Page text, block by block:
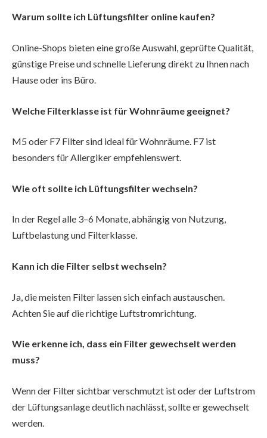
Warum sollte ich Lüftungsfilter online kaufen?
Online-Shops bieten eine große Auswahl, geprüfte Qualität,
günstige Preise und schnelle Lieferung direkt zu Ihnen nach
Hause oder ins Büro.
Welche Filterklasse ist für Wohnräume geeignet?
M5 oder F7 Filter sind ideal für Wohnräume. F7 ist
besonders für Allergiker empfehlenswert.
Wie oft sollte ich Lüftungsfilter wechseln?
In der Regel alle 3–6 Monate, abhängig von Nutzung,
Luftbelastung und Filterklasse.
Kann ich die Filter selbst wechseln?
Ja, die meisten Filter lassen sich einfach austauschen.
Achten Sie auf die richtige Luftstromrichtung.
Wie erkenne ich, dass ein Filter gewechselt werden
muss?
Wenn der Filter sichtbar verschmutzt ist oder der Luftstrom
der Lüftungsanlage deutlich nachlässt, sollte er gewechselt
werden.